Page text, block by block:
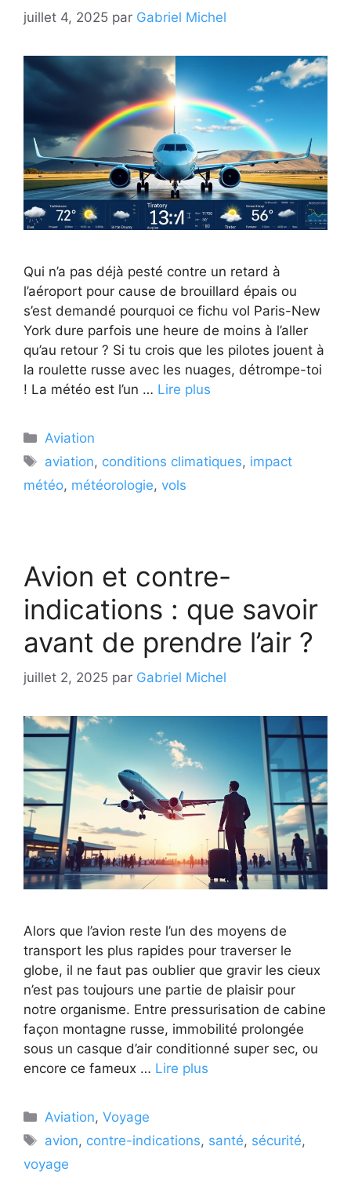
juillet 4, 2025 par Gabriel Michel
Qui n’a pas déjà pesté contre un retard à
l’aéroport pour cause de brouillard épais ou
s’est demandé pourquoi ce fichu vol Paris-New
York dure parfois une heure de moins à l’aller
qu’au retour ? Si tu crois que les pilotes jouent à
la roulette russe avec les nuages, détrompe-toi
! La météo est l’un … Lire plus
Catégories
Aviation
Étiquettes
aviation, conditions climatiques, impact
météo, météorologie, vols
Avion et contre-
indications : que savoir
avant de prendre l’air ?
juillet 2, 2025 par Gabriel Michel
Alors que l’avion reste l’un des moyens de
transport les plus rapides pour traverser le
globe, il ne faut pas oublier que gravir les cieux
n’est pas toujours une partie de plaisir pour
notre organisme. Entre pressurisation de cabine
façon montagne russe, immobilité prolongée
sous un casque d’air conditionné super sec, ou
encore ce fameux … Lire plus
Catégories
Aviation,Voyage
Étiquettes
avion, contre-indications, santé, sécurité,
voyage